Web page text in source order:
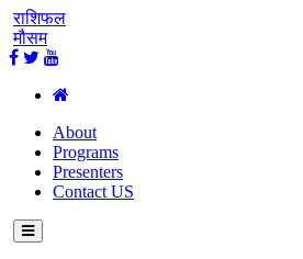
राशिफल
मौसम
About
Programs
Presenters
Contact US